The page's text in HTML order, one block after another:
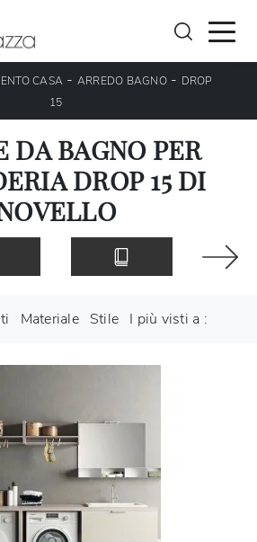
CASA - ARREDO BAGNO - DROP
15
DA BAGNO PER
DROP 15 DI
Materiale Stile I più visti a :